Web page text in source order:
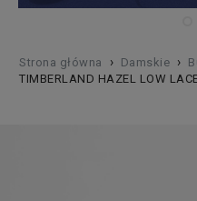
Strona główna › Damskie ›
TIMBERLAND HAZEL LOW